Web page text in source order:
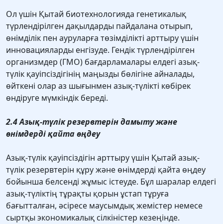
Ол үшін Қытай биотехнологияда генетикалық
түрлендірілген дақылдарды пайдалана отырып,
өнімділік пен ауруларға төзімділікті арттыру үшін
инновацияларды енгізуде. Гендік түрлендірілген
организмдер (ГМО) бағдарламалары елдегі азық-
түлік қауіпсіздігінің маңызды бөлігіне айналады,
өйткені олар аз шығынмен азық-түлікті көбірек
өндіруге мүмкіндік береді.
2.4 Азық-түлік резервтерін дамыту және
өнімдерді қайта өңдеу
Азық-түлік қауіпсіздігін арттыру үшін Қытай азық-
түлік резервтерін құру және өнімдерді қайта өңдеу
бойынша белсенді жұмыс істеуде. Бұл шаралар елдегі
азық-түліктің тұрақты қорын ұстап тұруға
бағытталған, әсіресе маусымдық жемістер немесе
сыртқы экономикалық сілкіністер кезеңінде.